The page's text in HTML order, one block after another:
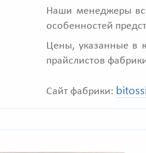
Наши менеджеры
особенностей
Цены, указанные в
прайслистов
Сайт фабрики: